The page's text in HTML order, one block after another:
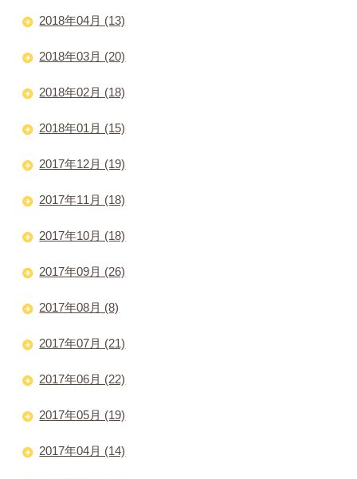
2018年04月 (13)
2018年03月 (20)
2018年02月 (18)
2018年01月 (15)
2017年12月 (19)
2017年11月 (18)
2017年10月 (18)
2017年09月 (26)
2017年08月 (8)
2017年07月 (21)
2017年06月 (22)
2017年05月 (19)
2017年04月 (14)